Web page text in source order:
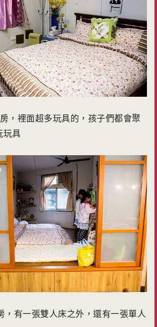
，裡面超多玩具的，孩子們都會聚
玩具
，有一張雙人床之外，還有一張單人